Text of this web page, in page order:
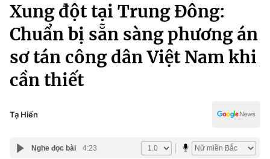
Chuyên mục
Chính trị
Xã hội
Pháp luật
Y tế
Pháp luật
Kinh tế
Thể thao
Truyền hình
Văn hóa - Giải trí
Y tế
Xung đột tại Trung Đông:
Chuẩn bị sẵn sàng phương án
sơ tán công dân Việt Nam khi
cần thiết
Tạ Hiển
Nghe đọc bài 4:23